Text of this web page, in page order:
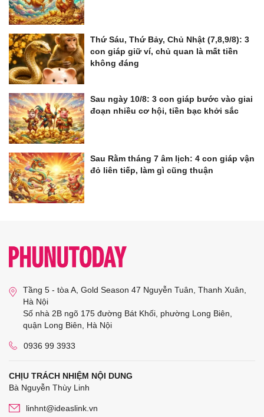
Thứ Sáu, Thứ Bảy, Chủ Nhật (7,8,9/8): 3
con giáp giữ ví, chủ quan là mất tiền
không đáng
Sau ngày 10/8: 3 con giáp bước vào giai
đoạn nhiều cơ hội, tiền bạc khởi sắc
Sau Rằm tháng 7 âm lịch: 4 con giáp vận
đỏ liên tiếp, làm gì cũng thuận
Tầng 5 - tòa A, Gold Season 47 Nguyễn Tuân, Thanh Xuân,
Hà Nội
Số nhà 2B ngõ 175 đường Bát Khối, phường Long Biên,
quận Long Biên, Hà Nội
0936 99 3933
CHỊU TRÁCH NHIỆM NỘI DUNG
Bà Nguyễn Thùy Linh
linhnt@ideaslink.vn